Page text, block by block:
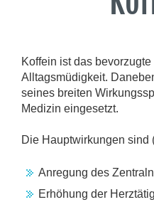
Koffein ist das
Alltagsmüdigkeit.
seines breiten
Medizin eingesetzt.
Die Hauptwirkungen sind
Anregung des
Erhöhung der